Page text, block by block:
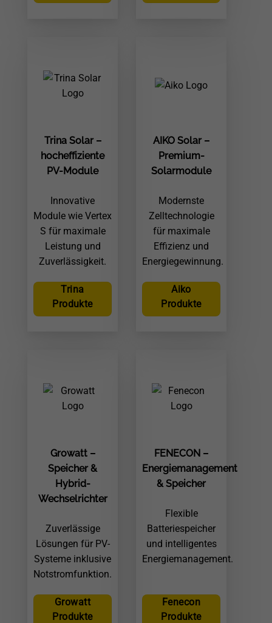
Trina Solar –
hocheffiziente
PV-Module
Innovative
Module wie Vertex
S für maximale
Leistung und
Zuverlässigkeit.
Trina
Produkte
AIKO Solar –
Premium-
Solarmodule
Modernste
Zelltechnologie
für maximale
Effizienz und
Energiegewinnung.
Aiko
Produkte
Growatt –
Speicher &
Hybrid-
Wechselrichter
Zuverlässige
Lösungen für PV-
Systeme inklusive
Notstromfunktion.
Growatt
Produkte
FENECON –
Energiemanagement
& Speicher
Flexible
Batteriespeicher
und intelligentes
Energiemanagement.
Fenecon
Produkte